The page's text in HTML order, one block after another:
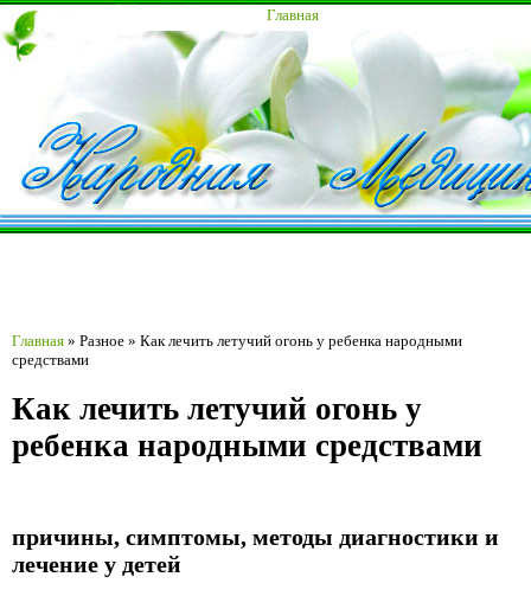
Главная
Главная » Разное » Как лечить летучий огонь у ребенка народными
средствами
Как лечить летучий огонь у
ребенка народными средствами
причины, симптомы, методы диагностики и
лечение у детей